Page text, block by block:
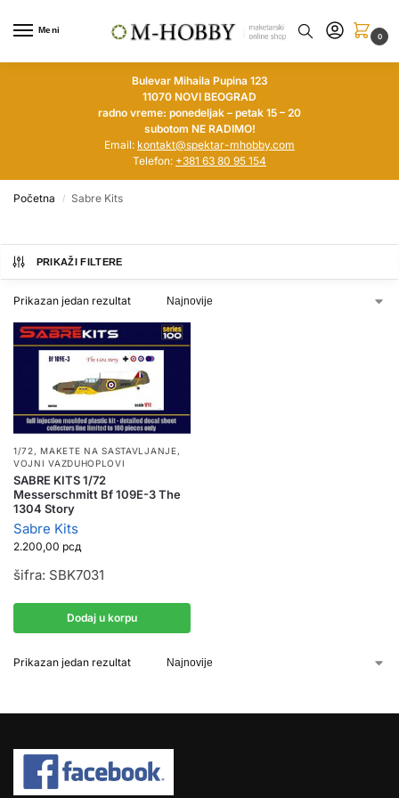
Meni
0
Bulevar Mihaila Pupina 123
11070 NOVI BEOGRAD
radno vreme: ponedeljak – petak 15 – 20
subotom NE RADIMO!
Email: kontakt@spektar-mhobby.com
Telefon: +381 63 80 95 154
Početna / Sabre Kits
PRIKAŽI FILTERE
Prikazan jedan rezultat
1/72, MAKETE NA SASTAVLJANJE,
VOJNI VAZDUHOPLOVI
SABRE KITS 1/72
Messerschmitt Bf 109E-3 The
1304 Story
Sabre Kits
2.200,00 рсд
šifra: SBK7031
Dodaj u korpu
Prikazan jedan rezultat